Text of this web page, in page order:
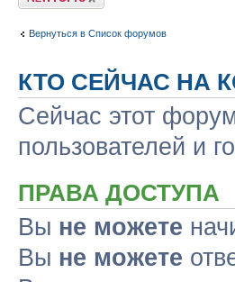
Вернуться в Список форумов
КТО СЕЙЧАС НА
Сейчас этот
пользователей и
ПРАВА ДОСТУПА
Вы не можете
Вы не можете